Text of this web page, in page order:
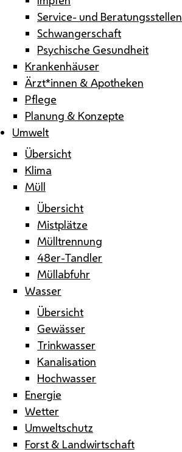
Service- und Beratungsstellen
Schwangerschaft
Psychische Gesundheit
Krankenhäuser
Ärzt*innen & Apotheken
Pflege
Planung & Konzepte
Umwelt
Übersicht
Klima
Müll
Übersicht
Mistplätze
Mülltrennung
48er-Tandler
Müllabfuhr
Wasser
Übersicht
Gewässer
Trinkwasser
Kanalisation
Hochwasser
Energie
Wetter
Umweltschutz
Forst & Landwirtschaft